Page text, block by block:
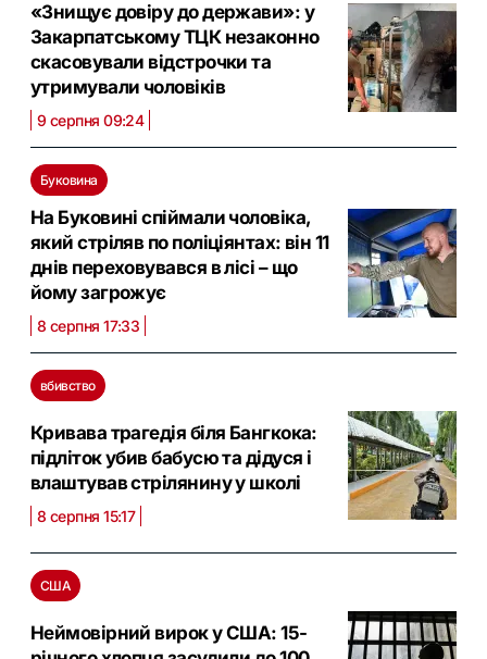
«Знищує довіру до держави»: у
Закарпатському ТЦК незаконно
скасовували відстрочки та
утримували чоловіків
9 серпня 09:24
Буковина
На Буковині спіймали чоловіка,
який стріляв по поліціянтах: він 11
днів переховувався в лісі – що
йому загрожує
8 серпня 17:33
вбивство
Кривава трагедія біля Бангкока:
підліток убив бабусю та дідуся і
влаштував стрілянину у школі
8 серпня 15:17
США
Неймовірний вирок у США: 15-